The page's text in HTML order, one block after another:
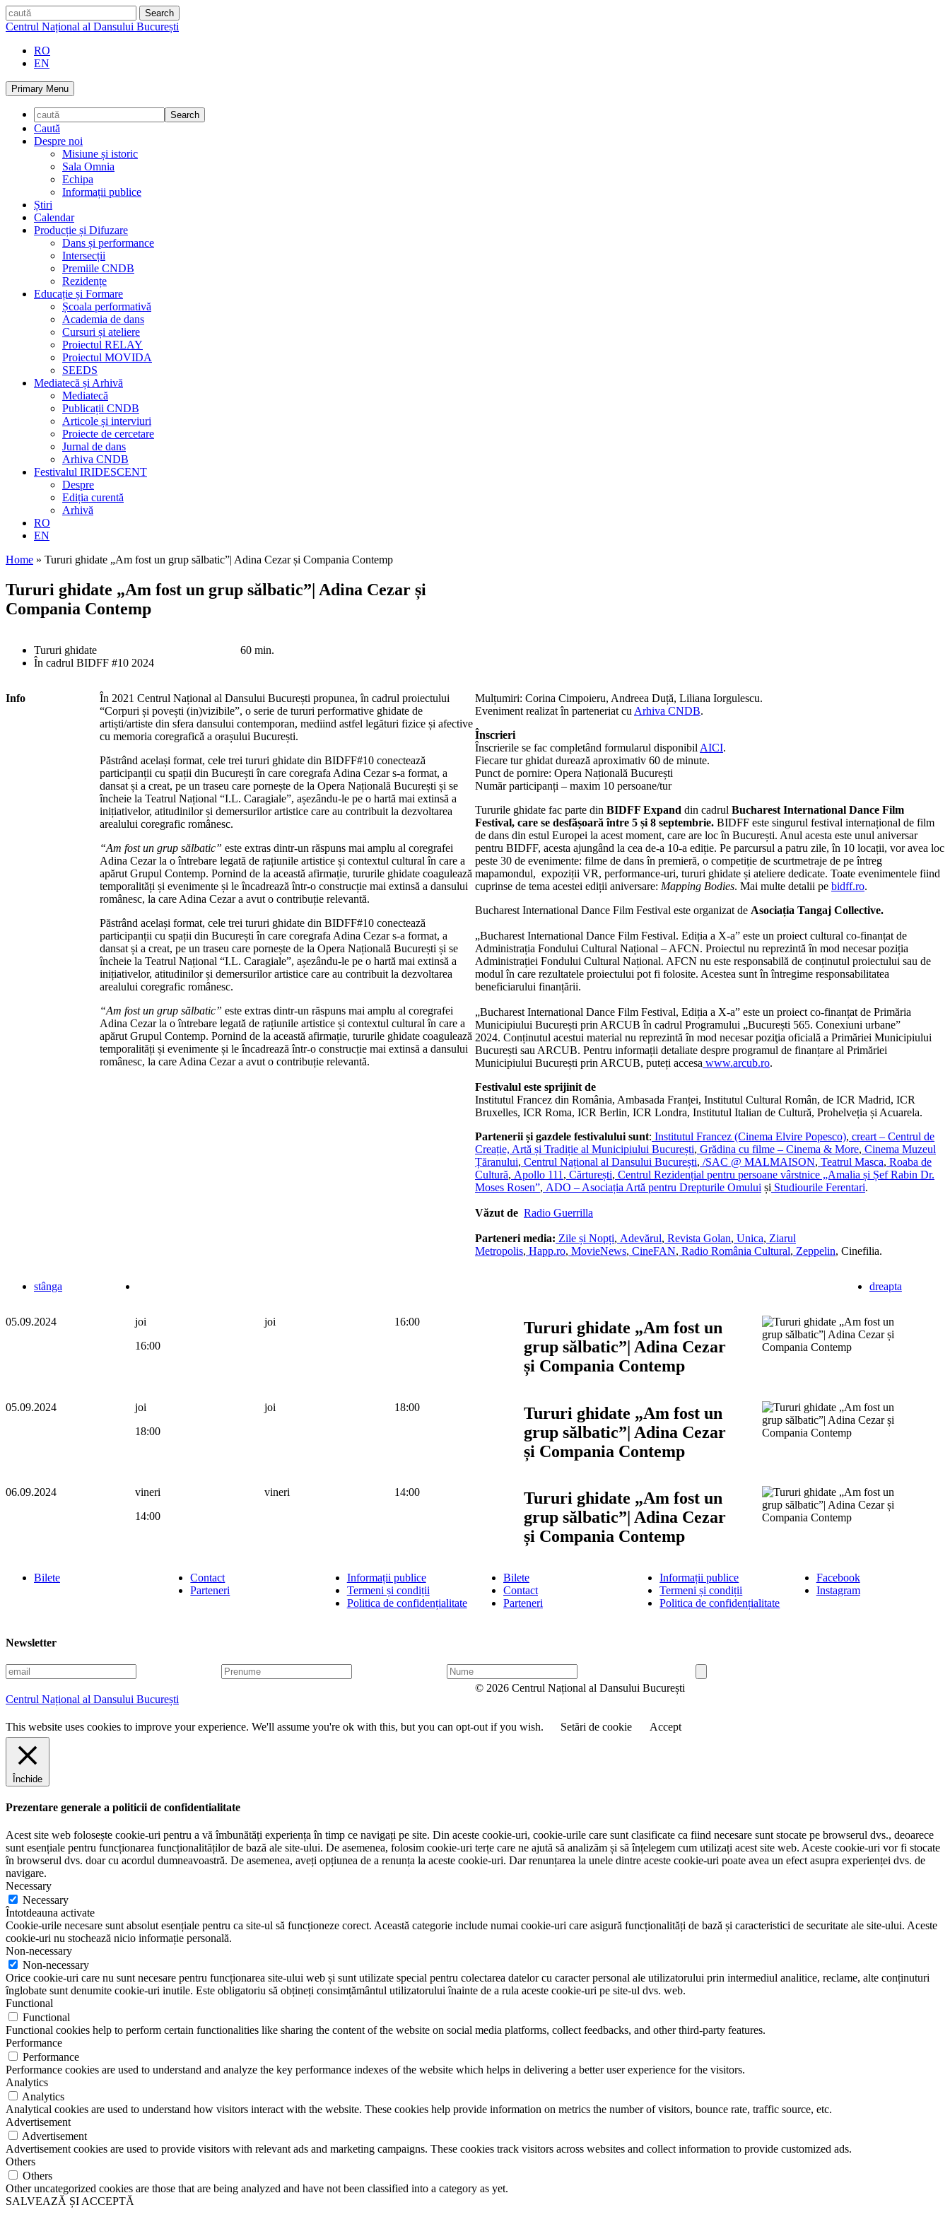
Skip
to
caută
Centrul Național al Dansului București
RO
EN
Primary Menu
Caută
Despre noi
Misiune și istoric
Sala Omnia
Echipa
Informații publice
Știri
Calendar
Producție și Difuzare
Dans și performance
Intersecții
Premiile CNDB
Rezidențe
Educație și Formare
Școala performativă
Academia de dans
Cursuri și ateliere
Proiectul RELAY
Proiectul MOVIDA
SEEDS
Mediatecă și Arhivă
Mediatecă
Publicații CNDB
Articole și interviuri
Proiecte de cercetare
Jurnal de dans
Arhiva CNDB
Festivalul IRIDESCENT
Despre
Ediția curentă
Arhivă
RO
EN
Home » Tururi ghidate „Am fost un grup sălbatic”| Adina Cezar și Compania Contemp
Tururi ghidate „Am fost un grup sălbatic”| Adina Cezar și
Compania Contemp
Tururi ghidate
În cadrul BIDFF #10 2024
60 min.
Info
În 2021 Centrul Național al Dansului București propunea, în cadrul proiectului
“Corpuri și povești (in)vizibile”, o serie de tururi performative ghidate de
artiști/artiste din sfera dansului contemporan, mediind astfel legături fizice și afective
cu memoria coregrafică a orașului București.
Păstrând același format, cele trei tururi ghidate din BIDFF#10 conectează
participanții cu spații din București în care coregrafa Adina Cezar s-a format, a
dansat și a creat, pe un traseu care pornește de la Opera Națională București și se
încheie la Teatrul Național “I.L. Caragiale”, așezându-le pe o hartă mai extinsă a
inițiativelor, atitudinilor și demersurilor artistice care au contribuit la dezvoltarea
arealului coregrafic românesc.
“Am fost un grup sălbatic” este extras dintr-un răspuns mai amplu al coregrafei
Adina Cezar la o întrebare legată de rațiunile artistice și contextul cultural în care a
apărut Grupul Contemp. Pornind de la această afirmație, tururile ghidate coagulează
temporalități și evenimente și le încadrează într-o construcție mai extinsă a dansului
românesc, la care Adina Cezar a avut o contribuție relevantă.
Păstrând același format, cele trei tururi ghidate din BIDFF#10 conectează
participanții cu spații din București în care coregrafa Adina Cezar s-a format, a
dansat și a creat, pe un traseu care pornește de la Opera Națională București și se
încheie la Teatrul Național “I.L. Caragiale”, așezându-le pe o hartă mai extinsă a
inițiativelor, atitudinilor și demersurilor artistice care au contribuit la dezvoltarea
arealului coregrafic românesc.
“Am fost un grup sălbatic” este extras dintr-un răspuns mai amplu al coregrafei
Adina Cezar la o întrebare legată de rațiunile artistice și contextul cultural în care a
apărut Grupul Contemp. Pornind de la această afirmație, tururile ghidate coagulează
temporalități și evenimente și le încadrează într-o construcție mai extinsă a dansului
românesc, la care Adina Cezar a avut o contribuție relevantă.
Mulțumiri: Corina Cimpoieru, Andreea Duță, Liliana Iorgulescu.
Eveniment realizat în parteneriat cu Arhiva CNDB.
Înscrieri
Înscrierile se fac completând formularul disponibil AICI.
Fiecare tur ghidat durează aproximativ 60 de minute.
Punct de pornire: Opera Națională București
Număr participanți – maxim 10 persoane/tur
Tururile ghidate fac parte din BIDFF Expand din cadrul Bucharest International Dance Film
Festival, care se desfășoară între 5 și 8 septembrie. BIDFF este singurul festival internațional de film
de dans din estul Europei la acest moment, care are loc în București. Anul acesta este unul aniversar
pentru BIDFF, acesta ajungând la cea de-a 10-a ediție. Pe parcursul a patru zile, în 10 locații, vor avea loc
peste 30 de evenimente: filme de dans în premieră, o competiție de scurtmetraje de pe întreg
mapamondul, expoziții VR, performance-uri, tururi ghidate și ateliere dedicate. Toate evenimentele fiind
cuprinse de tema acestei ediții aniversare: Mapping Bodies. Mai multe detalii pe bidff.ro.
Bucharest International Dance Film Festival este organizat de Asociația Tangaj Collective.
„Bucharest International Dance Film Festival. Ediția a X-a” este un proiect cultural co-finanțat de
Administrația Fondului Cultural Național – AFCN. Proiectul nu reprezintă în mod necesar poziția
Administrației Fondului Cultural Național. AFCN nu este responsabilă de conținutul proiectului sau de
modul în care rezultatele proiectului pot fi folosite. Acestea sunt în întregime responsabilitatea
beneficiarului finanțării.
„Bucharest International Dance Film Festival, Ediția a X-a” este un proiect co-finanțat de Primăria
Municipiului București prin ARCUB în cadrul Programului „București 565. Conexiuni urbane”
2024. Conținutul acestui material nu reprezintă în mod necesar poziţia oficială a Primăriei Municipiului
București sau ARCUB. Pentru informații detaliate despre programul de finanțare al Primăriei
Municipiului București prin ARCUB, puteți accesa www.arcub.ro.
Festivalul este sprijinit de
Institutul Francez din România, Ambasada Franței, Institutul Cultural Român, de ICR Madrid, ICR
Bruxelles, ICR Roma, ICR Berlin, ICR Londra, Institutul Italian de Cultură, Prohelveția și Acuarela.
Partenerii și gazdele festivalului sunt: Institutul Francez (Cinema Elvire Popesco), creart – Centrul de
Creație, Artă și Tradiție al Municipiului București, Grădina cu filme – Cinema & More, Cinema Muzeul
Țăranului, Centrul Național al Dansului București, /SAC @ MALMAISON, Teatrul Masca, Roaba de
Cultură, Apollo 111 , Cărturești, Centrul Rezidențial pentru persoane vârstnice „Amalia și Șef Rabin Dr.
Moses Rosen”, ADO – Asociația Artă pentru Drepturile Omului și Studiourile Ferentari.
Văzut de Radio Guerrilla
Parteneri media: Zile și Nopți, Adevărul, Revista Golan, Unica, Ziarul
Metropolis, Happ.ro, MovieNews, CineFAN, Radio România Cultural, Zeppelin, Cinefilia.
stânga dreapta
05.09.2024
joi
16:00
joi 16:00
Tururi ghidate „Am fost un
grup sălbatic”| Adina Cezar
și Compania Contemp
05.09.2024
joi
18:00
joi 18:00
Tururi ghidate „Am fost un
grup sălbatic”| Adina Cezar
și Compania Contemp
06.09.2024
vineri
14:00
vineri 14:00
Tururi ghidate „Am fost un
grup sălbatic”| Adina Cezar
și Compania Contemp
Bilete
Contact
Parteneri
Informații publice
Termeni și condiții
Politica de confidențialitate
Bilete
Contact
Parteneri
Informații publice
Termeni și condiții
Politica de confidențialitate
Facebook
Instagram
Newsletter
E
m
a
i
l
P
r
u
m
N
u
Centrul Național al Dansului București
© 2026 Centrul Național al Dansului București
This website uses cookies to improve your experience. We'll assume you're ok with this, but you can opt-out if you wish. Setări de cookie Accept
Închide
Prezentare generale a politicii de confidentialitate
Acest site web folosește cookie-uri pentru a vă îmbunătăți experiența în timp ce navigați pe site. Din aceste cookie-uri, cookie-urile care sunt clasificate ca fiind necesare sunt stocate pe browserul dvs., deoarece
sunt esențiale pentru funcționarea funcționalităților de bază ale site-ului. De asemenea, folosim cookie-uri terțe care ne ajută să analizăm și să înțelegem cum utilizați acest site web. Aceste cookie-uri vor fi stocate
în browserul dvs. doar cu acordul dumneavoastră. De asemenea, aveți opțiunea de a renunța la aceste cookie-uri. Dar renunțarea la unele dintre aceste cookie-uri poate avea un efect asupra experienței dvs. de
navigare.
Necessary
Necessary
Întotdeauna activate
Cookie-urile necesare sunt absolut esențiale pentru ca site-ul să funcționeze corect. Această categorie include numai cookie-uri care asigură funcționalități de bază și caracteristici de securitate ale site-ului. Aceste
cookie-uri nu stochează nicio informație personală.
Non-necessary
Non-necessary
Orice cookie-uri care nu sunt necesare pentru funcționarea site-ului web și sunt utilizate special pentru colectarea datelor cu caracter personal ale utilizatorului prin intermediul analitice, reclame, alte conținuturi
înglobate sunt denumite cookie-uri inutile. Este obligatoriu să obțineți consimțământul utilizatorului înainte de a rula aceste cookie-uri pe site-ul dvs. web.
Functional
Functional
Functional cookies help to perform certain functionalities like sharing the content of the website on social media platforms, collect feedbacks, and other third-party features.
Performance
Performance
Performance cookies are used to understand and analyze the key performance indexes of the website which helps in delivering a better user experience for the visitors.
Analytics
Analytics
Analytical cookies are used to understand how visitors interact with the website. These cookies help provide information on metrics the number of visitors, bounce rate, traffic source, etc.
Advertisement
Advertisement
Advertisement cookies are used to provide visitors with relevant ads and marketing campaigns. These cookies track visitors across websites and collect information to provide customized ads.
Others
Others
Other uncategorized cookies are those that are being analyzed and have not been classified into a category as yet.
SALVEAZĂ ȘI ACCEPTĂ